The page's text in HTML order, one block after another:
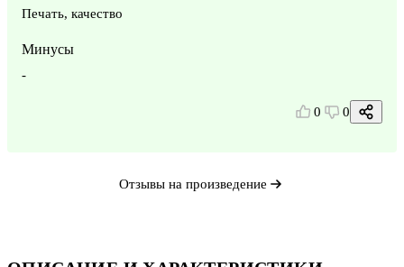
Печать, качество
Минусы
-
0 0
Отзывы на произведение